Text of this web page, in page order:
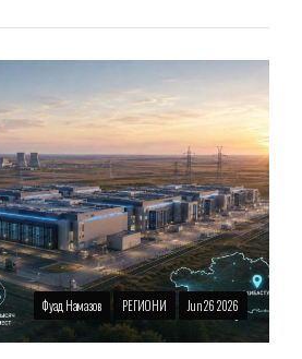
Фуад Намазов РЕГИОНИ Jun 26 2026